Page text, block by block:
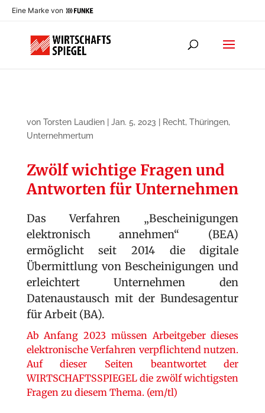
Eine Marke von
von Torsten Laudien| Jan. 5, 2023 Recht, Thüringen,
Unternehmertum
Zwölf wichtige Fragen und
Antworten für Unternehmen
Das Verfahren „Bescheinigungen
elektronisch annehmen“ (BEA)
ermöglicht seit 2014 die digitale
Übermittlung von Bescheinigungen und
er­leichtert Unternehmen den
Datenaustausch mit der Bundes­agentur
für Arbeit (BA).
Ab Anfang 2023 müssen Arbeitgeber dieses
elektronische Verfahren ver­pflichtend nutzen.
Auf dieser Seiten be­antwortet der
WIRTSCHAFTSSPIEGEL die zwölf wich­tigsten
Fragen zu diesem Thema. (em/tl)